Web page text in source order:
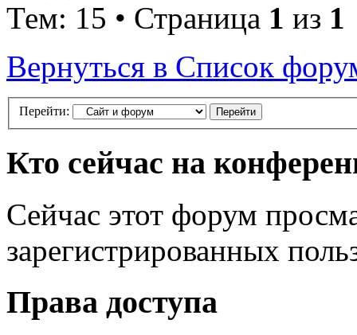
Тем: 15 • Страница 1 из 1
Вернуться в Список
Перейти:
Кто сейчас на
Сейчас этот форум
зарегистрированных
Права доступа